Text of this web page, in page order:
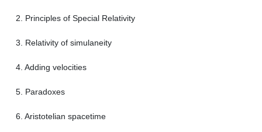
2. Principles of Special Relativity
3. Relativity of simulaneity
4. Adding velocities
5. Paradoxes
6. Aristotelian spacetime